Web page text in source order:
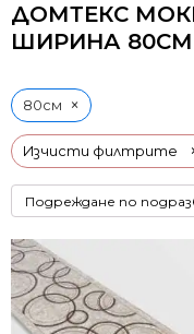
ДОМТЕКС
ШИРИНА 80СМ
Изчисти филтрите
80см ×